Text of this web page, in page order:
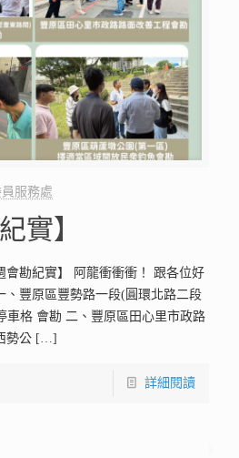
服務處
實】
會勘紀實】 阿龍衝衝衝！ 跟各位好
、豐原區豐勢路一段(圓環北路二段
車格 會勘 二、豐原區田心里市政路
勢公[…]
詳細閱讀